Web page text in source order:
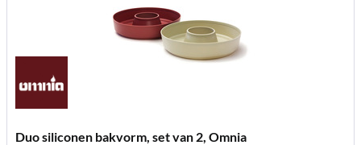
Duo siliconen bakvorm, set van 2, Omnia